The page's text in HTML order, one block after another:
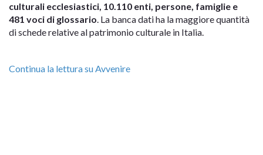
culturali ecclesiastici, 10.110 enti, persone, famiglie e
481 voci di glossario. La banca dati ha la maggiore quantità
di schede relative al patrimonio culturale in Italia.
Continua la lettura su Avvenire